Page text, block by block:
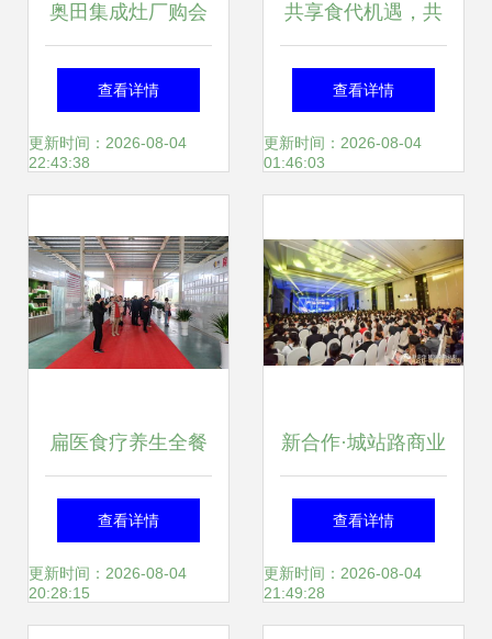
奥田集成灶厂购会
燃情举办 一场关于
品质与设计的展览
查看详情
更新时间：2026-08-04
22:43:38
共享食代机遇，共
谋产业新篇——聚
焦漳州第三届食品
海国际休闲食品博
览会
查看详情
更新时间：2026-08-04
01:46:03
扁医食疗养生全餐
全国发布会圆满举
行，专业会议服务
查看详情
更新时间：2026-08-04
20:28:15
新合作·城站路商业
街产品说明会圆满
落幕 众商云集 大
查看详情
更新时间：2026-08-04
21:49:28